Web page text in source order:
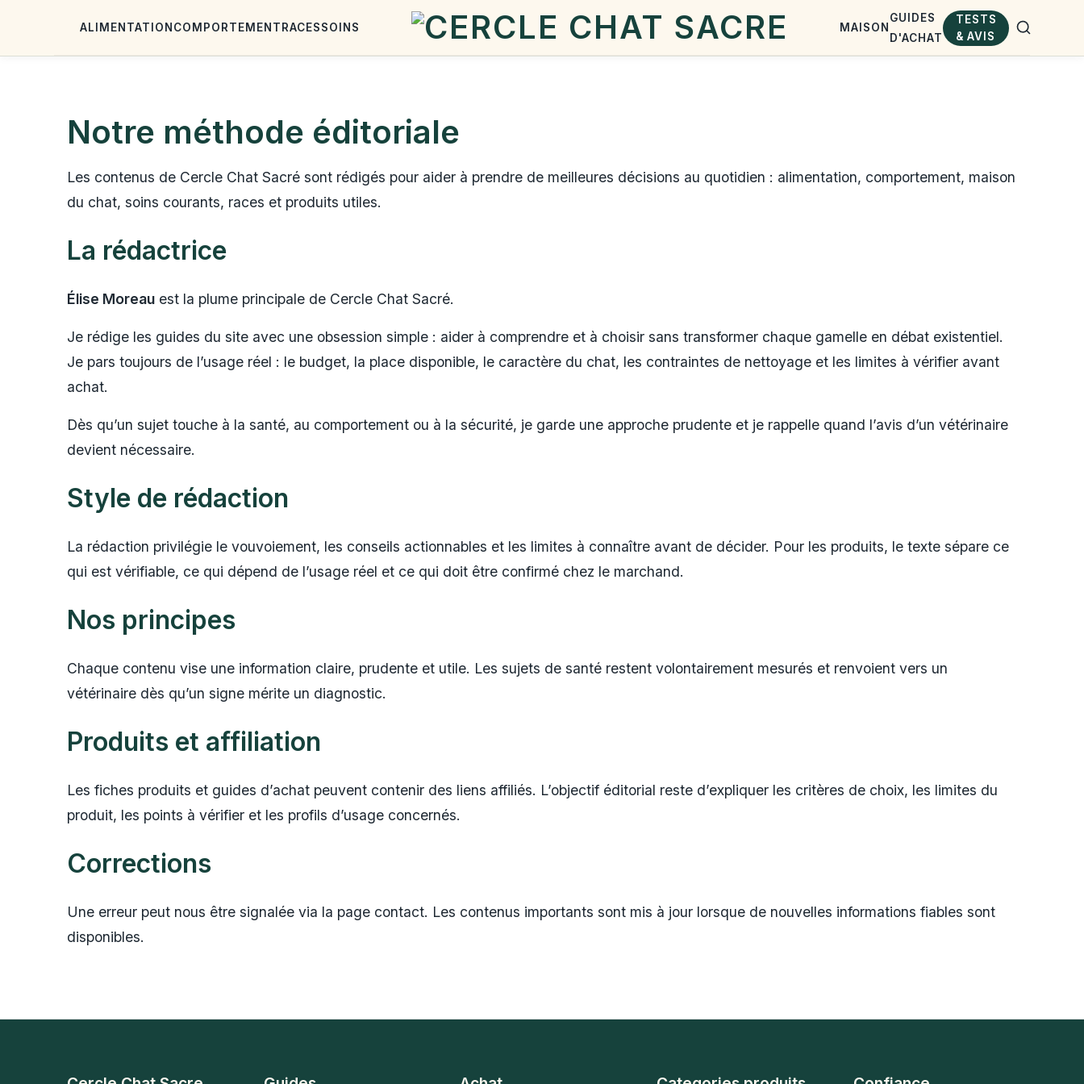
ALIMENTATION COMPORTEMENT RACESSOINS MAISON
GUIDES
D'ACHAT
TESTS
& AVIS
Notre méthode éditoriale
Les contenus de Cercle Chat Sacré sont rédigés pour aider à prendre de meilleures décisions au quotidien : alimentation, comportement, maison
du chat, soins courants, races et produits utiles.
La rédactrice
Élise Moreau est la plume principale de Cercle Chat Sacré.
Je rédige les guides du site avec une obsession simple : aider à comprendre et à choisir sans transformer chaque gamelle en débat existentiel.
Je pars toujours de l’usage réel : le budget, la place disponible, le caractère du chat, les contraintes de nettoyage et les limites à vérifier avant
achat.
Dès qu’un sujet touche à la santé, au comportement ou à la sécurité, je garde une approche prudente et je rappelle quand l’avis d’un vétérinaire
devient nécessaire.
Style de rédaction
La rédaction privilégie le vouvoiement, les conseils actionnables et les limites à connaître avant de décider. Pour les produits, le texte sépare ce
qui est vérifiable, ce qui dépend de l’usage réel et ce qui doit être confirmé chez le marchand.
Nos principes
Chaque contenu vise une information claire, prudente et utile. Les sujets de santé restent volontairement mesurés et renvoient vers un
vétérinaire dès qu’un signe mérite un diagnostic.
Produits et affiliation
Les fiches produits et guides d’achat peuvent contenir des liens affiliés. L’objectif éditorial reste d’expliquer les critères de choix, les limites du
produit, les points à vérifier et les profils d’usage concernés.
Corrections
Une erreur peut nous être signalée via la page contact. Les contenus importants sont mis à jour lorsque de nouvelles informations fiables sont
disponibles.